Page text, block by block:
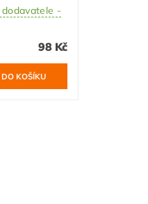
-
98 Kč